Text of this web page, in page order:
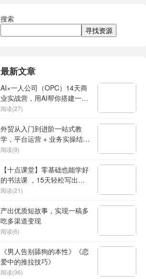
搜索
寻找资源
最新文章
AI×一人公司（OPC）14天商
业实战营，用AI帮你搭建一个
属于你自己的、能独立賺钱的
阅读(27)
外贸从入门到进阶一站式教
学，平台运营 + 业务实操结
合，实现业绩稳步增长
阅读(9)
【十点课堂】零基础也能学好
的书法课 ，15天轻松写出漂
亮人生
阅读(21)
产出优质短故事，实现一稿多
吃多渠道变现
阅读(6)
《男人告别舔狗的本性》《恋
爱中的推拉技巧》
阅读(36)